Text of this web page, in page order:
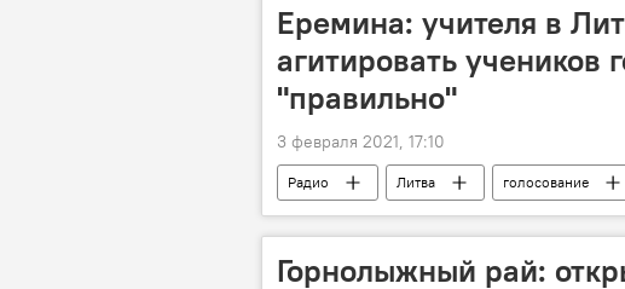
Еремина: учителя в
агитировать учеников
"правильно"
3 февраля 2021, 17:10
Радио Литва голосование
Горнолыжный рай: